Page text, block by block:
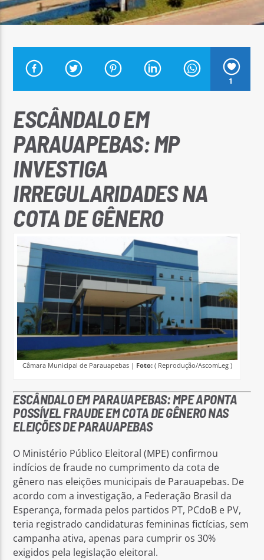
1
ESCÂNDALO EM
PARAUAPEBAS: MP
INVESTIGA
IRREGULARIDADES NA
COTA DE GÊNERO
Câmara Municipal de Parauapebas | Foto:( Reprodução/AscomLeg )
ESCÂNDALO EM PARAUAPEBAS: MPE APONTA
POSSÍVEL FRAUDE EM COTA DE GÊNERO NAS
ELEIÇÕES DE PARAUAPEBAS
O Ministério Público Eleitoral (MPE) confirmou
indícios de fraude no cumprimento da cota de
gênero nas eleições municipais de Parauapebas. De
acordo com a investigação, a Federação Brasil da
Esperança, formada pelos partidos PT, PCdoB e PV,
teria registrado candidaturas femininas fictícias, sem
campanha ativa, apenas para cumprir os 30%
exigidos pela legislação eleitoral.